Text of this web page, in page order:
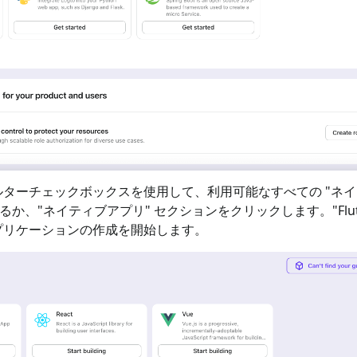
ーチェックボックスを使用して、利用可能なすべての "ネ
か、"ネイティブアプリ " セクションをクリックします。"
ケーションの作成を開始します。